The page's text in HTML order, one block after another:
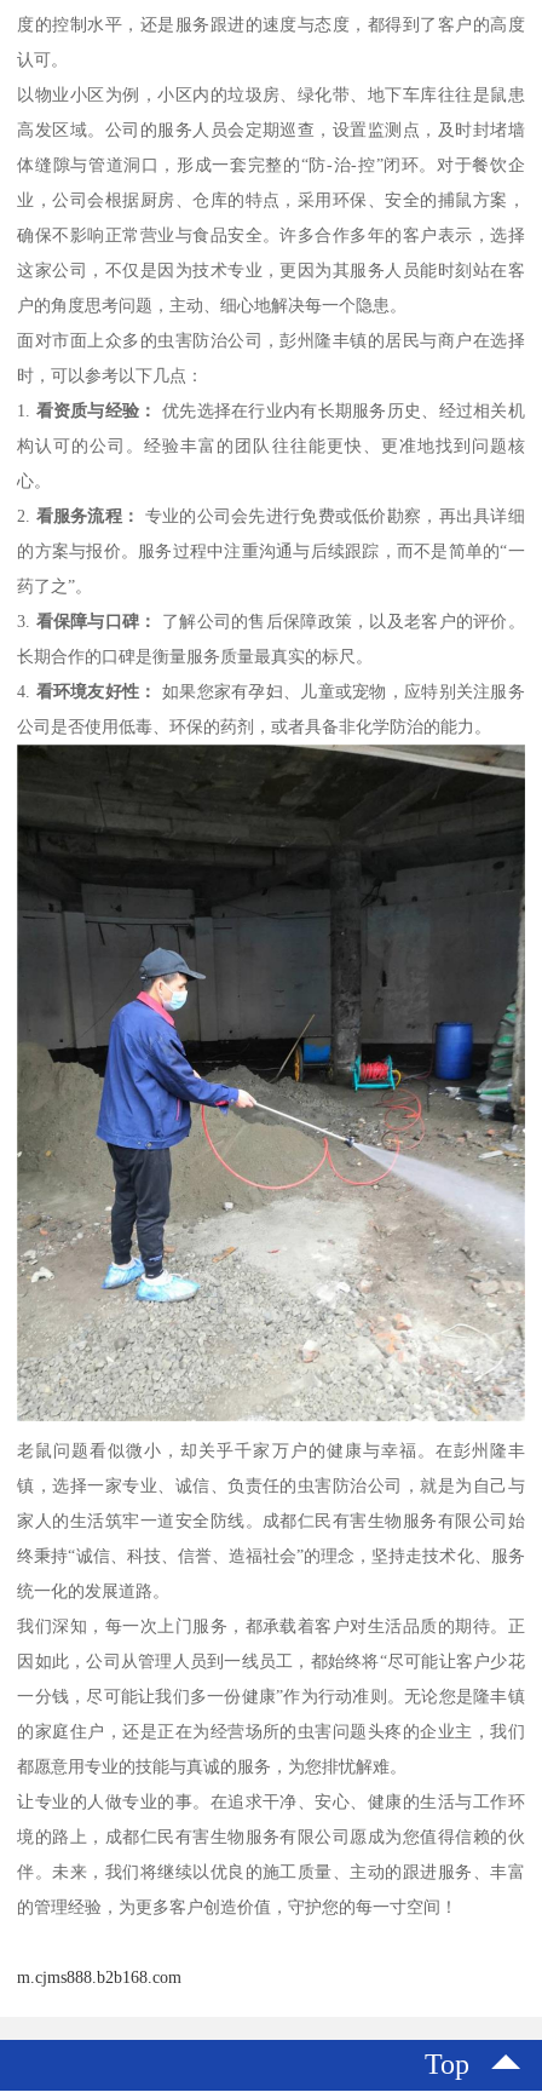
度的控制水平，还是服务跟进的速度与态度，都得到了客户的高度
认可。
以物业小区为例，小区内的垃圾房、绿化带、地下车库往往是鼠患
高发区域。公司的服务人员会定期巡查，设置监测点，及时封堵墙
体缝隙与管道洞口，形成一套完整的“防-治-控”闭环。对于餐饮企
业，公司会根据厨房、仓库的特点，采用环保、安全的捕鼠方案，
确保不影响正常营业与食品安全。许多合作多年的客户表示，选择
这家公司，不仅是因为技术专业，更因为其服务人员能时刻站在客
户的角度思考问题，主动、细心地解决每一个隐患。
面对市面上众多的虫害防治公司，彭州隆丰镇的居民与商户在选择
时，可以参考以下几点：
1. 看资质与经验：
优先选择在行业内有长期服务历史、经过相关机
构认可的公司。经验丰富的团队往往能更快、更准地找到问题核
心。
2. 看服务流程：
专业的公司会先进行免费或低价勘察，再出具详细
的方案与报价。服务过程中注重沟通与后续跟踪，而不是简单的“一
药了之”。
3. 看保障与口碑：
了解公司的售后保障政策，以及老客户的评价。
长期合作的口碑是衡量服务质量最真实的标尺。
4. 看环境友好性：
如果您家有孕妇、儿童或宠物，应特别关注服务
公司是否使用低毒、环保的药剂，或者具备非化学防治的能力。
老鼠问题看似微小，却关乎千家万户的健康与幸福。在彭州隆丰
镇，选择一家专业、诚信、负责任的虫害防治公司，就是为自己与
家人的生活筑牢一道安全防线。成都仁民有害生物服务有限公司始
终秉持“诚信、科技、信誉、造福社会”的理念，坚持走技术化、服务
统一化的发展道路。
我们深知，每一次上门服务，都承载着客户对生活品质的期待。正
因如此，公司从管理人员到一线员工，都始终将“尽可能让客户少花
一分钱，尽可能让我们多一份健康”作为行动准则。无论您是隆丰镇
的家庭住户，还是正在为经营场所的虫害问题头疼的企业主，我们
都愿意用专业的技能与真诚的服务，为您排忧解难。
让专业的人做专业的事。在追求干净、安心、健康的生活与工作环
境的路上，成都仁民有害生物服务有限公司愿成为您值得信赖的伙
伴。未来，我们将继续以优良的施工质量、主动的跟进服务、丰富
的管理经验，为更多客户创造价值，守护您的每一寸空间！
m.cjms888.b2b168.com
Top